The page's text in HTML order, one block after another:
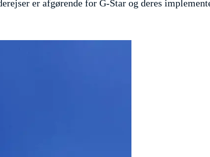
er afgørende for G-Star og deres